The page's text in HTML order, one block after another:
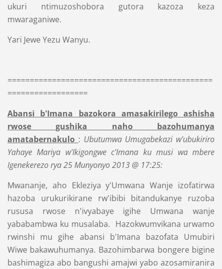
ukuri ntimuzoshobora gutora kazoza keza
mwaraganiwe.
Yari Jewe Yezu Wanyu.
==============================================
==================
Abansi b'Imana bazokora amasakirilego ashisha
rwose gushika naho bazohumanya
amatabernakulo : Ubutumwa Umugabekazi w'ubukiriro
Yahaye Mariya w'Ikigongwe c'Imana ku musi wa mbere
Igenekerezo rya 25 Munyonyo 2013 @ 17:25:
Mwananje, aho Ekleziya y'Umwana Wanje izofatirwa
hazoba urukurikirane rw'ibibi bitandukanye ruzoba
rususa rwose n'ivyabaye igihe Umwana wanje
yababambwa ku musalaba. Hazokwumvikana urwamo
rwinshi mu gihe abansi b'Imana bazofata Umubiri
Wiwe bakawuhumanya. Bazohimbarwa bongere bigine
bashimagiza abo bangushi amajwi yabo azosamiranira